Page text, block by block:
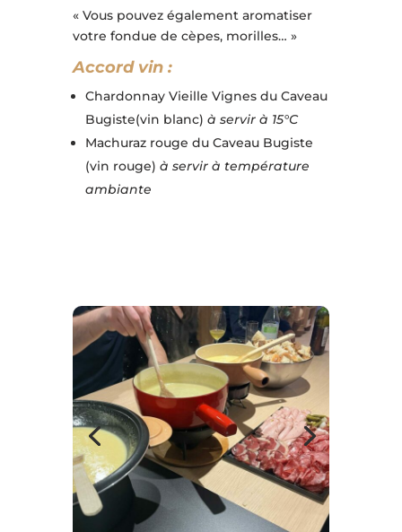
« Vous pouvez également aromatiser
votre fondue de cèpes, morilles… »
Accord vin :
Chardonnay Vieille Vignes du Caveau
Bugiste(vin blanc) à servir à 15°C
Machuraz rouge du Caveau Bugiste
(vin rouge) à servir à température
ambiante